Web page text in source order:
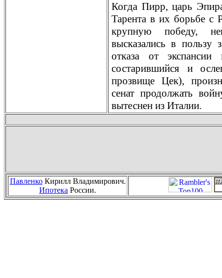
Когда Пирр, царь
Тарента в их борьбе
крупную победу,
высказались в
отказа от
состарившийся и
прозвище Цек),
сенат продолжать
вытеснен из Италии.
ПавленкоКирилл Владимирович.
Ипотека России.